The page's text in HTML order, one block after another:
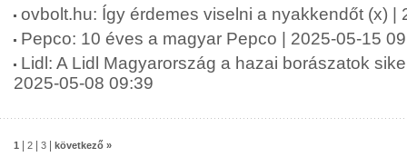
ovbolt.hu: Így érdemes viselni a nyakkendőt (x) |
Pepco: 10 éves a magyar Pepco | 2025-05-15
Lidl: A Lidl Magyarország a hazai borászatok
2025-05-08 09:39
1 2 3 következő »